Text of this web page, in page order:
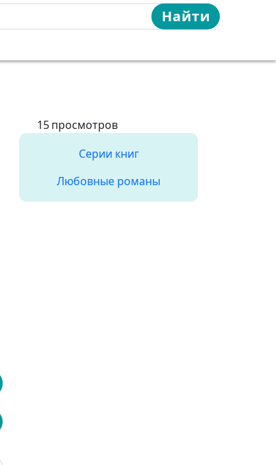
Найти
15просмотров
Серии книг
Любовные романы